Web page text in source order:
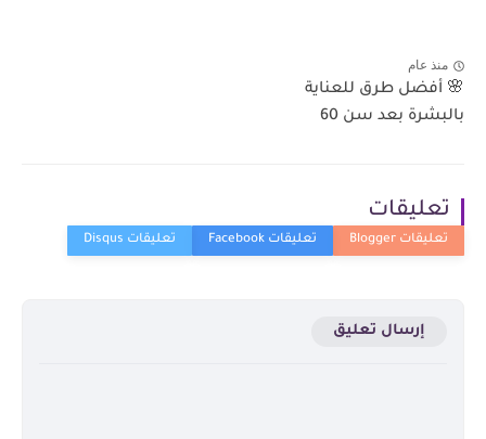
منذ عام
🌸 أفضل طرق للعناية
بالبشرة بعد سن 60
تعليقات
إرسال تعليق